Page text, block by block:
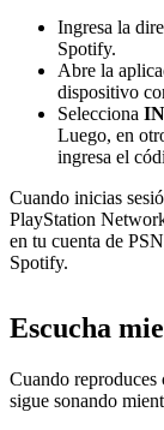
Ingresa la
Spotify.
Abre la
dispositivo
Selecciona
Luego, en
ingresa el
Cuando inicias
PlayStation
en tu cuenta de
Spotify.
Escucha
Cuando
sigue sonando